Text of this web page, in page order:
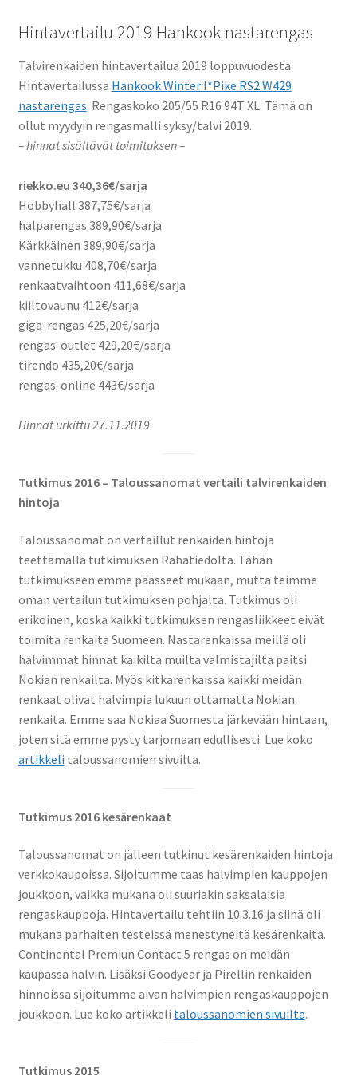
Hintavertailu 2019 Hankook nastarengas
Talvirenkaiden hintavertailua 2019 loppuvuodesta.
Hintavertailussa Hankook Winter I*Pike RS2 W429
nastarengas. Rengaskoko 205/55 R16 94T XL. Tämä on
ollut myydyin rengasmalli syksy/talvi 2019.
– hinnat sisältävät toimituksen –
riekko.eu 340,36€/sarja
Hobbyhall 387,75€/sarja
halparengas 389,90€/sarja
Kärkkäinen 389,90€/sarja
vannetukku 408,70€/sarja
renkaatvaihtoon 411,68€/sarja
kiiltovaunu 412€/sarja
giga-rengas 425,20€/sarja
rengas-outlet 429,20€/sarja
tirendo 435,20€/sarja
rengas-online 443€/sarja
Hinnat urkittu 27.11.2019
Tutkimus 2016 – Taloussanomat vertaili talvirenkaiden
hintoja
Taloussanomat on vertaillut renkaiden hintoja
teettämällä tutkimuksen Rahatiedolta. Tähän
tutkimukseen emme päässeet mukaan, mutta teimme
oman vertailun tutkimuksen pohjalta. Tutkimus oli
erikoinen, koska kaikki tutkimuksen rengasliikkeet eivät
toimita renkaita Suomeen. Nastarenkaissa meillä oli
halvimmat hinnat kaikilta muilta valmistajilta paitsi
Nokian renkailta. Myös kitkarenkaissa kaikki meidän
renkaat olivat halvimpia lukuun ottamatta Nokian
renkaita. Emme saa Nokiaa Suomesta järkevään hintaan,
joten sitä emme pysty tarjomaan edullisesti. Lue koko
artikkeli taloussanomien sivuilta.
Tutkimus 2016 kesärenkaat
Taloussanomat on jälleen tutkinut kesärenkaiden hintoja
verkkokaupoissa. Sijoitumme taas halvimpien kauppojen
joukkoon, vaikka mukana oli suuriakin saksalaisia
rengaskauppoja. Hintavertailu tehtiin 10.3.16 ja siinä oli
mukana parhaiten testeissä menestyneitä kesärenkaita.
Continental Premiun Contact 5 rengas on meidän
kaupassa halvin. Lisäksi Goodyear ja Pirellin renkaiden
hinnoissa sijoitumme aivan halvimpien rengaskauppojen
joukkoon. Lue koko artikkeli taloussanomien sivuilta.
Tutkimus 2015